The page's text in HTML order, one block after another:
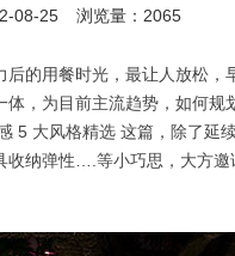
08-25 浏览量：2065
的用餐时光，最让人放松，
，为目前主流趋势，如何规
5 大风格精选 这篇，除了延
纳弹性….等小巧思，大方